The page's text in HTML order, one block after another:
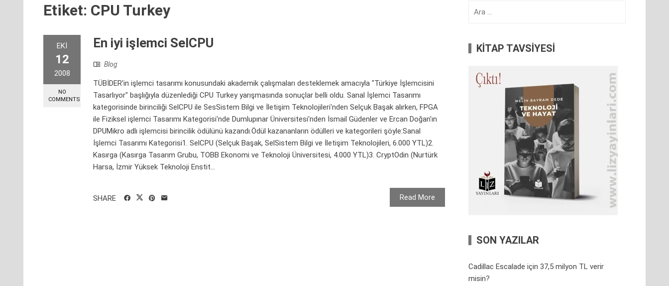
Etiket: CPU Turkey
EKI
12
2008
NO
COMMENTS
En iyi işlemci SelCPU
Blog
TÜBİDER'in işlemci tasarımı konusundaki akademik çalışmaları desteklemek amacıyla "Türkiye İşlemcisini
Tasarlıyor" başlığıyla düzenlediği CPU Turkey yarışmasında sonuçlar belli oldu. Sanal İşlemci Tasarımı
kategorisinde birinciliği SelCPU ile SesSistem Bilgi ve İletişim Teknolojileri'nden Selçuk Başak alırken, FPGA
ile Fiziksel işlemci Tasarımı Kategorisi'nde Dumlupınar Üniversitesi'nden İsmail Güdenler ve Ercan Doğan'ın
DPUMikro adlı işlemcisi birincilik ödülünü kazandı.Ödül kazananların ödülleri ve kategorileri şöyle:Sanal
İşlemci Tasarımı Kategorisi1. SelCPU (Selçuk Başak, SelSistem Bilgi ve İletişim Teknolojileri, 6.000 YTL)2.
Kasırga (Kasırga Tasarım Grubu, TOBB Ekonomi ve Teknoloji Üniversitesi, 4.000 YTL)3. CryptOdin (Nurtürk
Harsa, İzmir Yüksek Teknoloji Enstit...
Read More
SHARE
KİTAP TAVSİYESİ
SON YAZILAR
Cadillac Escalade için 37,5 milyon TL verir
misin?